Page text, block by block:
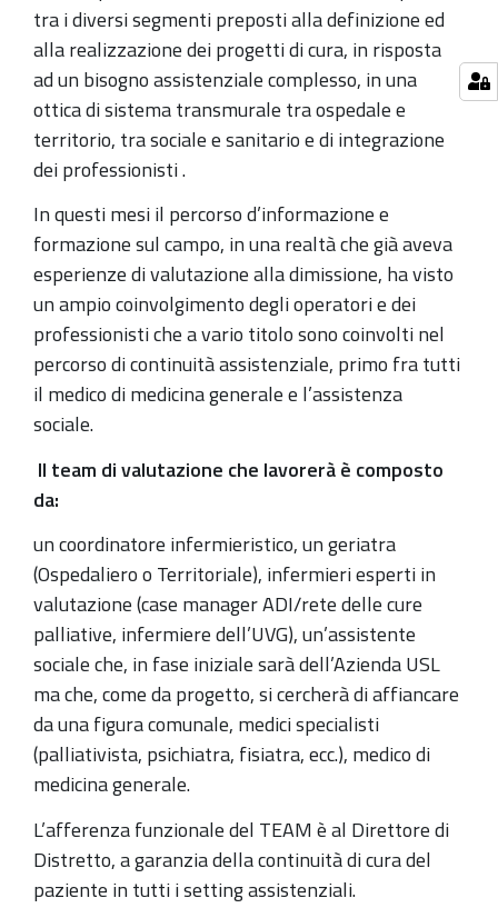
tra i diversi segmenti preposti alla definizione ed
alla realizzazione dei progetti di cura, in risposta
ad un bisogno assistenziale complesso, in una
ottica di sistema transmurale tra ospedale e
territorio, tra sociale e sanitario e di integrazione
dei professionisti .
In questi mesi il percorso d’informazione e
formazione sul campo, in una realtà che già aveva
esperienze di valutazione alla dimissione, ha visto
un ampio coinvolgimento degli operatori e dei
professionisti che a vario titolo sono coinvolti nel
percorso di continuità assistenziale, primo fra tutti
il medico di medicina generale e l’assistenza
sociale.
Il team di valutazione che lavorerà è composto
da:
un coordinatore infermieristico, un geriatra
(Ospedaliero o Territoriale), infermieri esperti in
valutazione (case manager ADI/rete delle cure
palliative, infermiere dell’UVG), un’assistente
sociale che, in fase iniziale sarà dell’Azienda USL
ma che, come da progetto, si cercherà di affiancare
da una figura comunale, medici specialisti
(palliativista, psichiatra, fisiatra, ecc.), medico di
medicina generale.
L’afferenza funzionale del TEAM è al Direttore di
Distretto, a garanzia della continuità di cura del
paziente in tutti i setting assistenziali.